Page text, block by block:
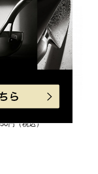
ト マッシャー
円（税込）